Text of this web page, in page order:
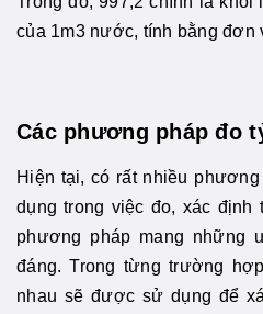
của 1m3 nước, tính bằng đơn
Các phương pháp đo
Hiện tại, có rất nhiều
dụng trong việc đo, xác định
phương pháp mang những
đáng. Trong từng trường
nhau sẽ được sử dụng để